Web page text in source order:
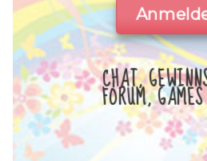
CHAT,
FORUM,